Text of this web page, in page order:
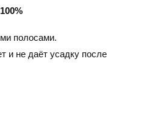
100%
полосами.
и не даёт усадку после